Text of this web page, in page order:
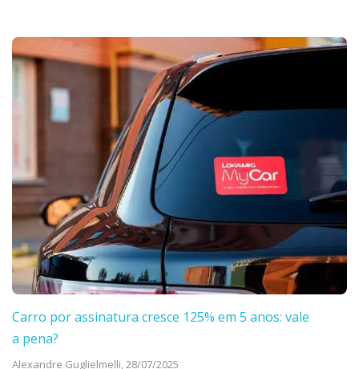
Carro por assinatura cresce 125% em 5 anos: vale
a pena?
Alexandre Guglielmelli,28/07/2025